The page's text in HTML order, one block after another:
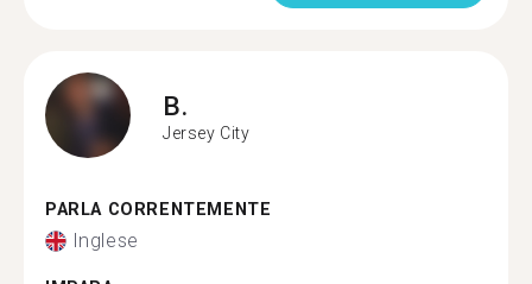
B.
Jersey City
PARLA CORRENTEMENTE
Inglese